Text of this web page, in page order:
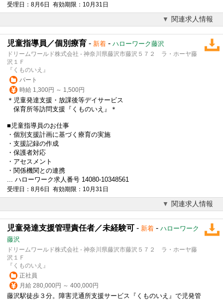
受理日：8月6日 有効期限：10月31日
関連求人情報
児童指導員／個別療育 - 新着 - ハローワーク藤沢
ドリームワールド株式会社 - 神奈川県藤沢市藤沢５７２ ラ・ホーヤ藤
沢１Ｆ
『くものいえ』
パート
時給 1,300円 ～ 1,500円
＊児童発達支援・放課後等デイサービス
保育所等訪問支援『くものいえ』＊
■児童指導員のお仕事
・個別支援計画に基づく療育の実施
・支援記録の作成
・保護者対応
・アセスメント
・関係機関との連携
... ハローワーク求人番号 14080-10348561
受理日：8月6日 有効期限：10月31日
関連求人情報
児童発達支援管理責任者／未経験可 - 新着 - ハローワーク
藤沢
ドリームワールド株式会社 - 神奈川県藤沢市藤沢５７２ ラ・ホーヤ藤
沢１Ｆ
『くものいえ』
正社員
月給 280,000円 ～ 400,000円
藤沢駅徒歩３分。障害児通所支援サービス『くものいえ』で児発管